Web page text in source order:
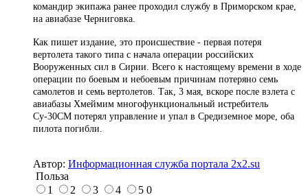
командир экипажа ранее проходил службу в Приморском крае,
на авиабазе Черниговка.
Как пишет издание, это происшествие - первая потеря
вертолета такого типа с начала операции российских
Вооруженных сил в Сирии. Всего к настоящему времени в ходе
операции по боевым и небоевым причинам потеряно семь
самолетов и семь вертолетов. Так, 3 мая, вскоре после взлета с
авиабазы Хмеймим многофункциональный истребитель
Су-30СМ потерял управление и упал в Средиземное море, оба
пилота погибли.
Автор: Информационная служба портала 2x2.su
Польза
1
2 3 4 5 0